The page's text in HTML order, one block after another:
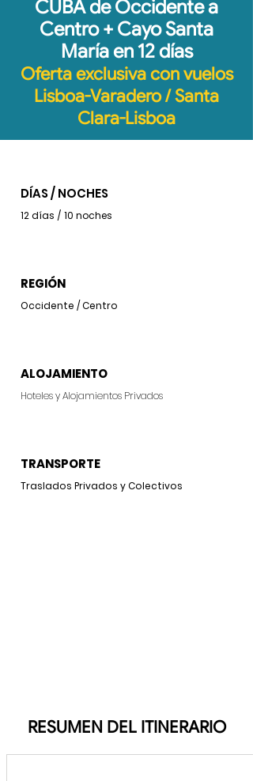
CUBA de Occidente a
Centro + Cayo Santa
María en 12 días
Oferta exclusiva con vuelos
Lisboa-Varadero / Santa
Clara-Lisboa
DÍAS / NOCHES
12 días / 10 noches
REGIÓN
Occidente / Centro
ALOJAMIENTO
Hoteles yAlojamientos Privados
TRANSPORTE
Traslados Privados y Colectivos
RESUMEN DEL ITINERARIO